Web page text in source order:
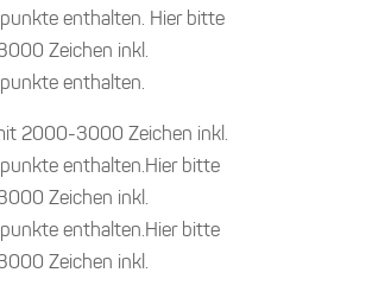
enthalten. Hier bitte
Zeichen inkl.
enthalten.
2000-3000 Zeichen inkl.
enthalten.Hier bitte
Zeichen inkl.
enthalten.Hier bitte
Zeichen inkl.